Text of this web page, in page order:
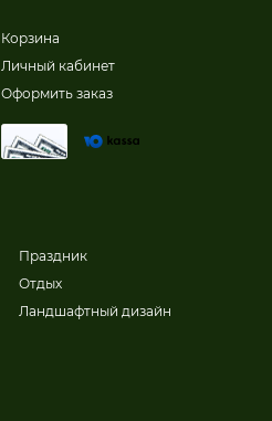
Корзина
Личный кабинет
Оформить заказ
Праздник
Отдых
Ландшафтный дизайн